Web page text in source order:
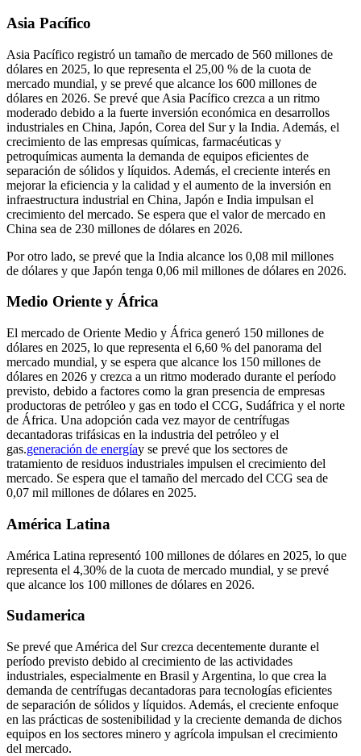
Asia Pacífico
Asia Pacífico registró un tamaño de mercado de 560 millones de
dólares en 2025, lo que representa el 25,00 % de la cuota de
mercado mundial, y se prevé que alcance los 600 millones de
dólares en 2026. Se prevé que Asia Pacífico crezca a un ritmo
moderado debido a la fuerte inversión económica en desarrollos
industriales en China, Japón, Corea del Sur y la India. Además, el
crecimiento de las empresas químicas, farmacéuticas y
petroquímicas aumenta la demanda de equipos eficientes de
separación de sólidos y líquidos. Además, el creciente interés en
mejorar la eficiencia y la calidad y el aumento de la inversión en
infraestructura industrial en China, Japón e India impulsan el
crecimiento del mercado. Se espera que el valor de mercado en
China sea de 230 millones de dólares en 2026.
Por otro lado, se prevé que la India alcance los 0,08 mil millones
de dólares y que Japón tenga 0,06 mil millones de dólares en 2026.
Medio Oriente y África
El mercado de Oriente Medio y África generó 150 millones de
dólares en 2025, lo que representa el 6,60 % del panorama del
mercado mundial, y se espera que alcance los 150 millones de
dólares en 2026 y crezca a un ritmo moderado durante el período
previsto, debido a factores como la gran presencia de empresas
productoras de petróleo y gas en todo el CCG, Sudáfrica y el norte
de África. Una adopción cada vez mayor de centrífugas
decantadoras trifásicas en la industria del petróleo y el
gas.generación de energíay se prevé que los sectores de
tratamiento de residuos industriales impulsen el crecimiento del
mercado. Se espera que el tamaño del mercado del CCG sea de
0,07 mil millones de dólares en 2025.
América Latina
América Latina representó 100 millones de dólares en 2025, lo que
representa el 4,30% de la cuota de mercado mundial, y se prevé
que alcance los 100 millones de dólares en 2026.
Sudamerica
Se prevé que América del Sur crezca decentemente durante el
período previsto debido al crecimiento de las actividades
industriales, especialmente en Brasil y Argentina, lo que crea la
demanda de centrífugas decantadoras para tecnologías eficientes
de separación de sólidos y líquidos. Además, el creciente enfoque
en las prácticas de sostenibilidad y la creciente demanda de dichos
equipos en los sectores minero y agrícola impulsan el crecimiento
del mercado.